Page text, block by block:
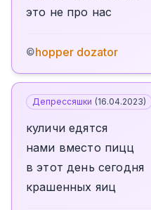
это не про нас
©hopper dozator
Депрессяшки (16.04.2023)
куличи едятся
нами вместо пицц
в этот день сегодня
крашенных яиц